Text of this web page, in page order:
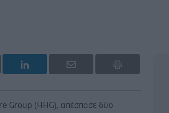
Group (HHG), απέσπασε δύο